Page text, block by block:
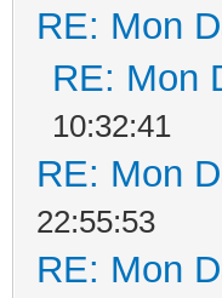
RE: Mon
RE: Mon
10:32:41
RE: Mon
22:55:53
RE: Mon